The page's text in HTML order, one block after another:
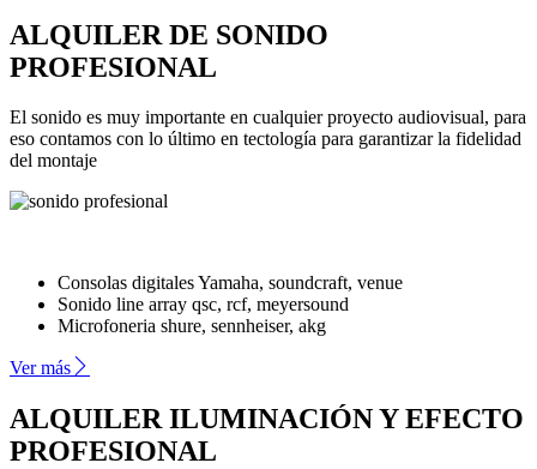
ALQUILER DE SONIDO
PROFESIONAL
El sonido es muy importante en cualquier proyecto audiovisual, para
eso contamos con lo último en tectología para garantizar la fidelidad
del montaje
Consolas digitales Yamaha, soundcraft, venue
Sonido line array qsc, rcf, meyersound
Microfoneria shure, sennheiser, akg
Ver más
ALQUILER ILUMINACIÓN Y EFECTO
PROFESIONAL